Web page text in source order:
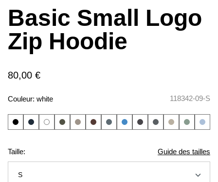
Basic Small Logo
Zip Hoodie
80,00 €
Couleur: white 118342-09-S
Taille: Guide des tailles
S